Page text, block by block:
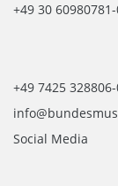
+49 30
+49 7425
Social Media